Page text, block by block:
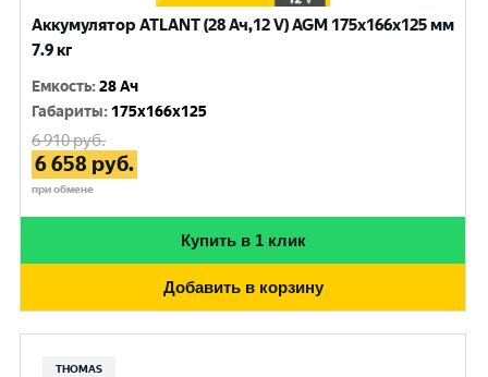
Аккумулятор ATLANT (28 Ач,12 V) AGM 175x166x125 мм
7.9 кг
Емкость:28 Ач
Габариты: 175x166x125
6 910руб.
6 658 руб.
при обмене
Купить в 1 клик
Добавить в корзину
THOMAS